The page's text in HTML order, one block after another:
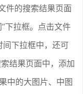
件的搜索结果页面
下拉框。点击文件
间下拉框中，还可
结果页面中，添加
中的大图片、中图